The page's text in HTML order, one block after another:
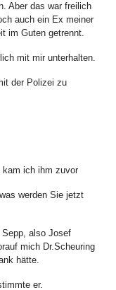
Aber das war freilich
auch ein Ex meiner
im Guten getrennt.
mit mir unterhalten.
der Polizei zu
kam ich ihm zuvor
werden Sie jetzt
Sepp, also Josef
mich Dr.Scheuring
hätte.
er.